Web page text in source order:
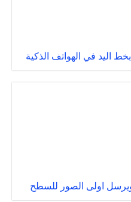
اليد في الهواتف الذكية
اولى الصور للسطح